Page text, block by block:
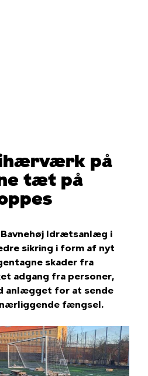
på
tæt på
Idrætsanlæg i
sikring i form af nyt
skader fra
adgang fra personer,
anlægget for at sende
fængsel.